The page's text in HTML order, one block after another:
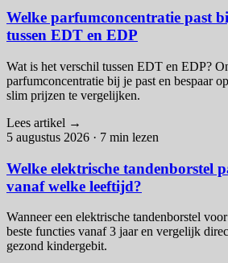
Welke parfumconcentratie past
tussen EDT en EDP
Wat is het verschil tussen EDT en EDP?
parfumconcentratie bij je past en bespaar
slim prijzen te vergelijken.
Lees artikel →
5 augustus 2026 · 7 min lezen
Welke elektrische tandenborstel
vanaf welke leeftijd?
Wanneer een elektrische tandenborstel
beste functies vanaf 3 jaar en vergelijk
gezond kindergebit.